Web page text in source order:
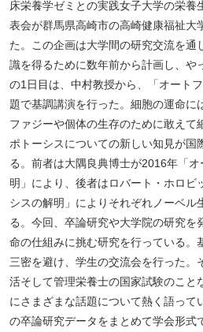
床栄養学ゼミとの実践女子大学の栄養
表会が群馬県高崎市の高崎健康福祉大
た。この企画は大学間の研究交流を通
識を得るために数年前から計画し、や
の1日目は、中村教授から、「オート
題で基調講演を行った。細胞の運命に
ファジーや個体の生存のために敢えて
ポトーシスについての新しい知見が国
る。前者は大隅良典博士が2016年「
明」により、後者はロバート・ホロビ
シスの解明」によりそれぞれノーベル
る。今回、卒論研究や大学院の研究を
命の仕組みに挑む研究を行っている。
三密を避け、学生の交流会を行った。
活そして管理栄養士の国家試験のこと
にさまざまな話題について熱く語って
の卒論研究データをまとめて学会形式